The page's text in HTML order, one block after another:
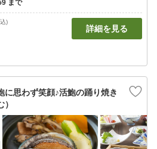
)
詳細を見る
に思わず笑顔♪活鮑の踊り焼き